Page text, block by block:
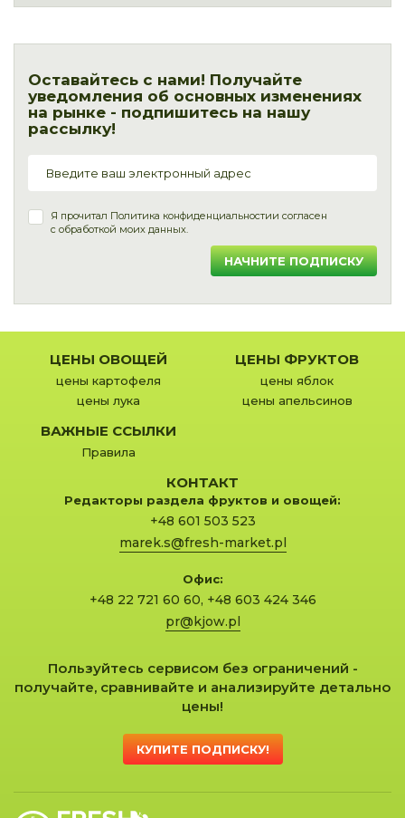
Оставайтесь с нами! Получайте
уведомления об основных изменениях
на рынке - подпишитесь на нашу
рассылку!
Я прочитал Политика конфиденциальностии согласен
с обработкой моих данных.
НАЧНИТЕ ПОДПИСКУ
ЦЕНЫ ОВОЩЕЙ
цены картофеля
цены лука
ЦЕНЫ ФРУКТОВ
цены яблок
цены апельсинов
ВАЖНЫЕ ССЫЛКИ
Правила
КОНТАКТ
Редакторы раздела фруктов и овощей:
+48 601 503 523
marek.s@fresh-market.pl
Офис:
+48 22 721 60 60, +48 603 424 346
pr@kjow.pl
Пользуйтесь сервисом без ограничений -
получайте, сравнивайте и анализируйте детально
цены!
КУПИТЕ ПОДПИСКУ!